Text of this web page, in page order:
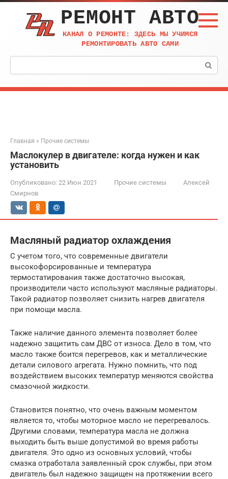
Перейти
контенту
РЕМОНТ АВТО
КАНАЛ О РЕМОНТЕ: ЗДЕСЬ МЫ УЧИМСЯ
РЕМОНТИРОВАТЬ АВТО САМИ
Поиск:
Главная » Прочие системы
Маслокулер в двигателе: когда нужен и как
установить
Опубликовано: 22 Июн 2021 Прочие системы
Алексей
Смирнов
Масляный радиатор охлаждения
С учетом того, что современные двигатели
высокофорсированные и температура
термостатирования также достаточно высокая,
производители часто используют масляные радиаторы.
Такой радиатор позволяет снизить нагрев двигателя
при помощи масла.
Также наличие данного элемента позволяет более
надежно защитить сам ДВС от износа. Дело в том, что
масло также боится перегревов, как и металлические
детали силового агрегата. Нужно помнить, что под
воздействием высоких температур меняются свойства
смазочной жидкости.
Становится понятно, что очень важным моментом
является то, чтобы моторное масло не перегревалось.
Другими словами, температура масла не должна
выходить быть выше допустимой во время работы
двигателя. Это одно из основных условий, чтобы
смазка отработала заявленный срок службы, при этом
двигатель был надежно защищен на протяжении всего